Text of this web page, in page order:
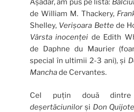
Așadar, am pus pe listă:
de William M. Thackery,
Shelley, Verișoara Bettede
Vârsta inocenței de Edith
de Daphne du Maurier
special în ultimii 2-3 ani), și
Manchade Cervantes.
Cel puțin două
deșertăciunilorși Don